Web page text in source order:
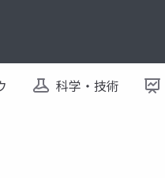
科学・技術